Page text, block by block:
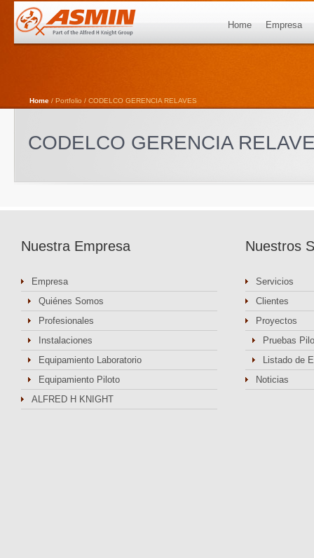
Home Empresa
Home / Portfolio / CODELCO GERENCIA RELAVES
CODELCO GERENCIA
Nuestra Empresa
Empresa
Quiénes Somos
Profesionales
Instalaciones
Equipamiento Laboratorio
Equipamiento Piloto
ALFRED H KNIGHT
Nuestros
Servicios
Clientes
Proyectos
Pruebas
Listado de
Noticias